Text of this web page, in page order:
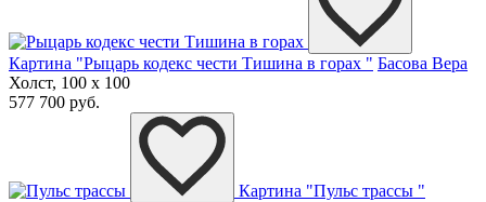
Картина "Рыцарь кодекс чести Тишина в горах " Басова Вера
Холст, 100 x 100
577 700 руб.
Картина "Пульс трассы "